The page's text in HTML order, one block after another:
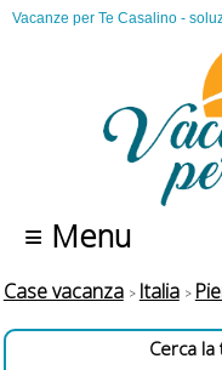
Vacanze per Te Casalino -
≡ Menu
Case vacanza Italia
Cerca